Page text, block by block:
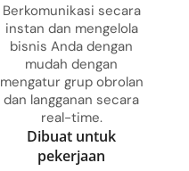
Berkomunikasi secara
instan dan mengelola
bisnis Anda dengan
mudah dengan
mengatur grup obrolan
dan langganan secara
real-time.
Dibuat untuk
pekerjaan